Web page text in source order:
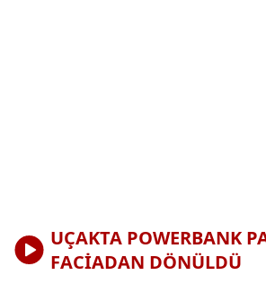
UÇAKTA POWERBANK
FACİADAN DÖNÜLDÜ